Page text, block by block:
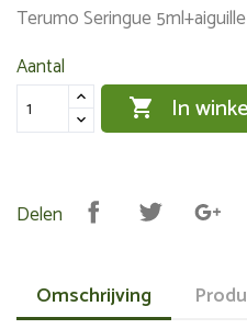
Terumo Seringue
Aantal
 In
Delen
Omschrijving